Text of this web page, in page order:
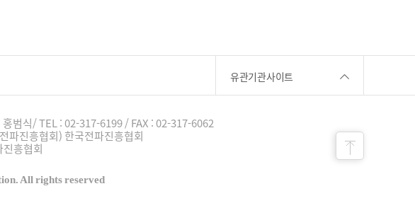
유관기관사이트
범식/ TEL : 02-317-6199 / FAX : 02-317-6062
파진흥협회) 한국전파진흥협회
흥협회
All rights reserved